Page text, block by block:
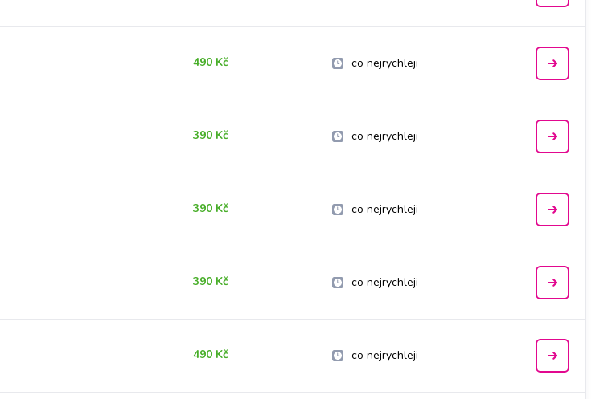
490 Kč co nejrychleji
390 Kč co nejrychleji
390 Kč co nejrychleji
390 Kč co nejrychleji
490 Kč co nejrychleji